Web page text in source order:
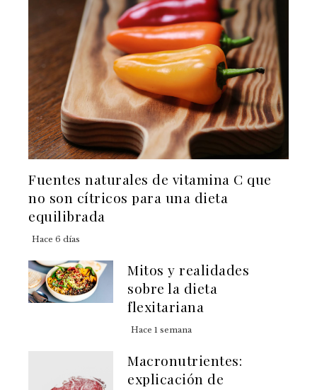
Fuentes naturales de vitamina C que
no son cítricos para una dieta
equilibrada
Hace 6 días
Mitos y realidades
sobre la dieta
flexitariana
Hace 1 semana
Macronutrientes:
explicación de